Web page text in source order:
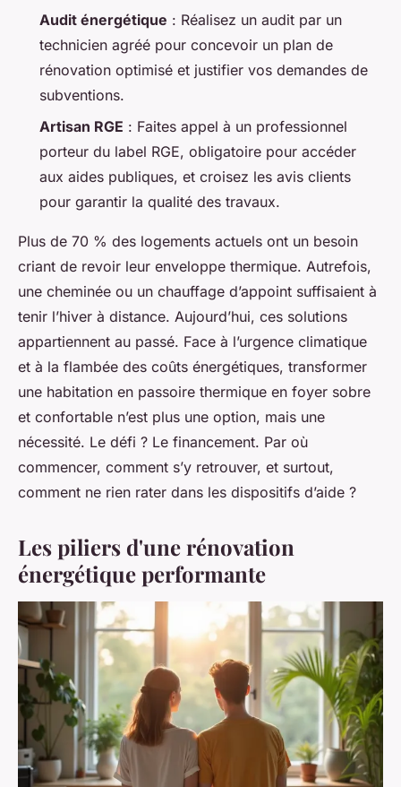
Audit énergétique : Réalisez un audit par un
technicien agréé pour concevoir un plan de
rénovation optimisé et justifier vos demandes de
subventions.
Artisan RGE : Faites appel à un professionnel
porteur du label RGE, obligatoire pour accéder
aux aides publiques, et croisez les avis clients
pour garantir la qualité des travaux.
Plus de 70 % des logements actuels ont un besoin
criant de revoir leur enveloppe thermique. Autrefois,
une cheminée ou un chauffage d’appoint suffisaient à
tenir l’hiver à distance. Aujourd’hui, ces solutions
appartiennent au passé. Face à l’urgence climatique
et à la flambée des coûts énergétiques, transformer
une habitation en passoire thermique en foyer sobre
et confortable n’est plus une option, mais une
nécessité. Le défi ? Le financement. Par où
commencer, comment s’y retrouver, et surtout,
comment ne rien rater dans les dispositifs d’aide ?
Les piliers d'une rénovation
énergétique performante